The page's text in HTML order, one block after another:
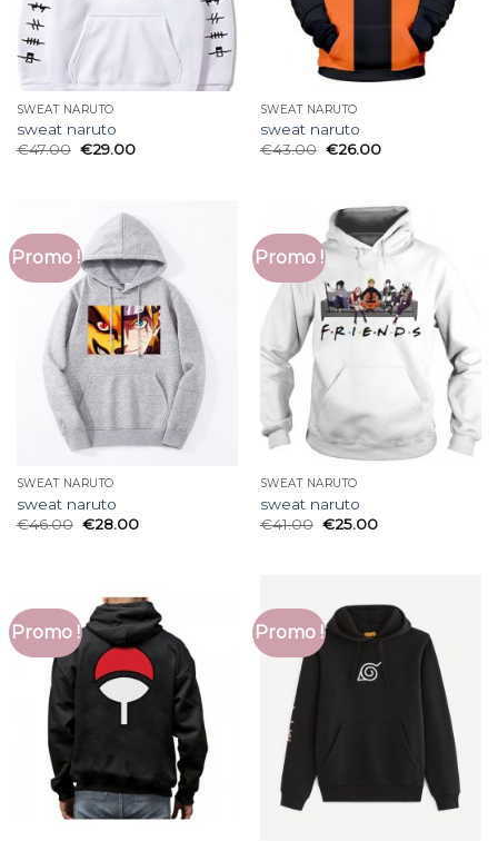
SWEAT NARUTO
sweat naruto
€47.00 €29.00
SWEAT NARUTO
sweat naruto
€43.00 €26.00
Promo !
SWEAT NARUTO
sweat naruto
€46.00 €28.00
Promo !
SWEAT NARUTO
sweat naruto
€41.00 €25.00
Promo ! Promo !